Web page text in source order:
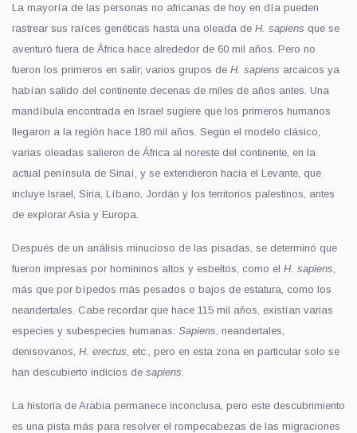
La mayoría de las personas no africanas de hoy en día pueden
rastrear sus raíces genéticas hasta una oleada de H. sapiens que se
aventuró fuera de África hace alrededor de 60 mil años. Pero no
fueron los primeros en salir; varios grupos de H. sapiens arcaicos ya
habían salido del continente decenas de miles de años antes. Una
mandíbula encontrada en Israel sugiere que los primeros humanos
llegaron a la región hace 180 mil años. Según el modelo clásico,
varias oleadas salieron de África al noreste del continente, en la
actual península de Sinaí, y se extendieron hacia el Levante, que
incluye Israel, Siria, Líbano, Jordán y los territorios palestinos, antes
de explorar Asia y Europa.
Después de un análisis minucioso de las pisadas, se determinó que
fueron impresas por homininos altos y esbeltos, como el H. sapiens
más que por bípedos más pesados o bajos de estatura, como los
neandertales. Cabe recordar que hace 115 mil años, existían varias
especies y subespecies humanas: Sapiens , neandertales,
denisovanos, H. erectus , etc., pero en esta zona en particular solo se
han descubierto indicios de sapiens
La historia de Arabia permanece inconclusa, pero este descubrimiento
es una pista más para resolver el rompecabezas de las migraciones